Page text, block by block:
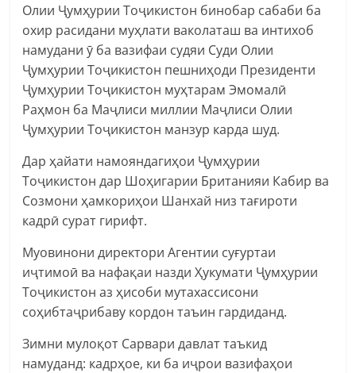
Олии Ҷумҳурии Тоҷикистон бинобар сабаби ба
охир расидани муҳлати ваколаташ ва интихоб
намудани ӯ ба вазифаи судяи Суди Олии
Ҷумҳурии Тоҷикистон пешниҳоди Президенти
Ҷумҳурии Тоҷикистон муҳтарам Эмомалӣ
Раҳмон ба Маҷлиси миллии Маҷлиси Олии
Ҷумҳурии Тоҷикистон манзур карда шуд.
Дар ҳайати намояндагиҳои Ҷумҳурии
Тоҷикистон дар Шоҳигарии Британияи Кабир ва
Созмони ҳамкориҳои Шанхай низ тағироти
кадрӣ сурат гирифт.
Муовинони директори Агентии суғуртаи
иҷтимоӣ ва нафақаи назди Ҳукумати Ҷумҳурии
Тоҷикистон аз ҳисоби мутахассисони
соҳибтаҷрибаву кордон таъин гардиданд.
Зимни мулоқот Сарвари давлат таъкид
намуданд: кадрҳое, ки ба иҷрои вазифаҳои